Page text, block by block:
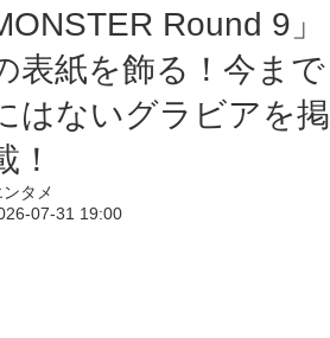
Round 9」
表紙を飾る！今まで
はないグラビアを掲
！
ンタメ
07-31 19:00